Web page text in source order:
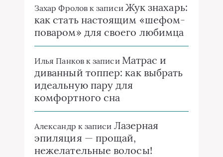
Захар Фроловк записи Жук знахарь:
как стать настоящим «шефом-
поваром» для своего любимца
Илья Панковк записи Матрас и
диванный топпер: как выбрать
идеальную пару для
комфортного сна
Александр к записи Лазерная
эпиляция — прощай,
нежелательные волосы!